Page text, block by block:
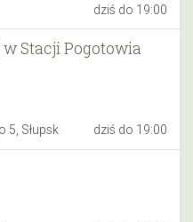
dziś do 19:00
Stacji Pogotowia
5, Słupsk dziś do 19:00